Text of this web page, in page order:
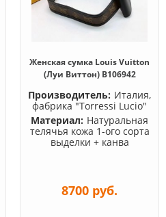
Женская сумка Louis Vuitton
(Луи Виттон) B106942
Производитель: Италия,
фабрика "Torressi Lucio"
Материал: Натуральная
телячья кожа 1-ого сорта
выделки + канва
8700 руб.